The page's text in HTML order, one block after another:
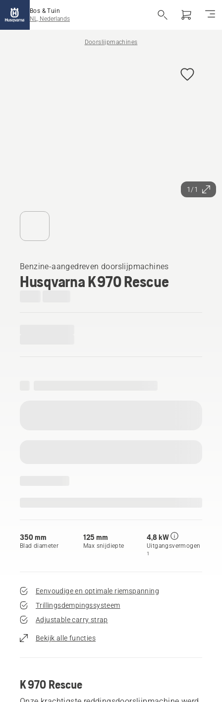
Bos & Tuin
NL, Nederlands
Doorslijpmachines
1/1
Benzine-aangedreven doorslijpmachines
Husqvarna K 970 Rescue
350 mm
Blad diameter
125 mm
Max snijdiepte
4,8 kW
Uitgangsvermogen
1
Eenvoudige en optimale riemspanning
Trillingsdempingssysteem
Adjustable carry strap
Bekijk alle functies
K 970 Rescue